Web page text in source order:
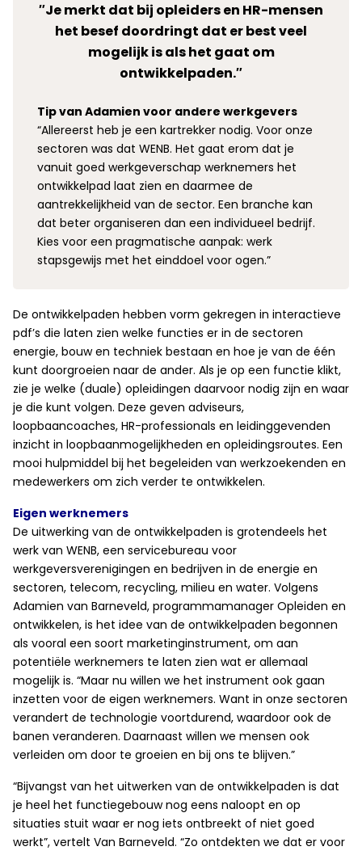
″Je merkt dat bij opleiders en HR-mensen
het besef doordringt dat er best veel
mogelijk is als het gaat om
ontwikkelpaden.″
Tip van Adamien voor andere werkgevers
“Allereerst heb je een kartrekker nodig. Voor onze
sectoren was dat WENB. Het gaat erom dat je
vanuit goed werkgeverschap werknemers het
ontwikkelpad laat zien en daarmee de
aantrekkelijkheid van de sector. Een branche kan
dat beter organiseren dan een individueel bedrijf.
Kies voor een pragmatische aanpak: werk
stapsgewijs met het einddoel voor ogen.”
De ontwikkelpaden hebben vorm gekregen in interactieve
pdf’s die laten zien welke functies er in de sectoren
energie, bouw en techniek bestaan en hoe je van de één
kunt doorgroeien naar de ander. Als je op een functie klikt,
zie je welke (duale) opleidingen daarvoor nodig zijn en waar
je die kunt volgen. Deze geven adviseurs,
loopbaancoaches, HR-professionals en leidinggevenden
inzicht in loopbaanmogelijkheden en opleidingsroutes. Een
mooi hulpmiddel bij het begeleiden van werkzoekenden en
medewerkers om zich verder te ontwikkelen.
Eigen werknemers
De uitwerking van de ontwikkelpaden is grotendeels het
werk van WENB, een servicebureau voor
werkgeversverenigingen en bedrijven in de energie en
sectoren, telecom, recycling, milieu en water. Volgens
Adamien van Barneveld, programmamanager Opleiden en
ontwikkelen, is het idee van de ontwikkelpaden begonnen
als vooral een soort marketinginstrument, om aan
potentiële werknemers te laten zien wat er allemaal
mogelijk is. “Maar nu willen we het instrument ook gaan
inzetten voor de eigen werknemers. Want in onze sectoren
verandert de technologie voortdurend, waardoor ook de
banen veranderen. Daarnaast willen we mensen ook
verleiden om door te groeien en bij ons te blijven.”
“Bijvangst van het uitwerken van de ontwikkelpaden is dat
je heel het functiegebouw nog eens naloopt en op
situaties stuit waar er nog iets ontbreekt of niet goed
werkt”, vertelt Van Barneveld. “Zo ontdekten we dat er voor